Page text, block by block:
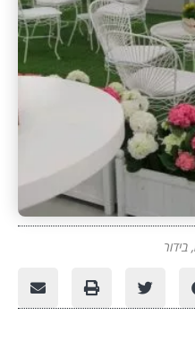
בידור